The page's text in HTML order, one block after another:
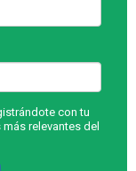
con tu
relevantes del